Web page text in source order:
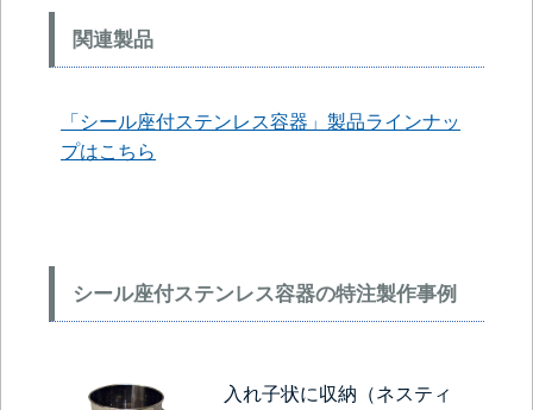
関連製品
「シール座付ステンレス容器」製品ラインナッ
プはこちら
シール座付ステンレス容器の特注製作事例
入れ子状に収納（ネスティ